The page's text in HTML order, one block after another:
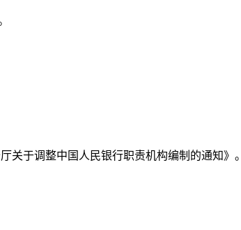
关于调整中国人民银行职责机构编制的通知》。